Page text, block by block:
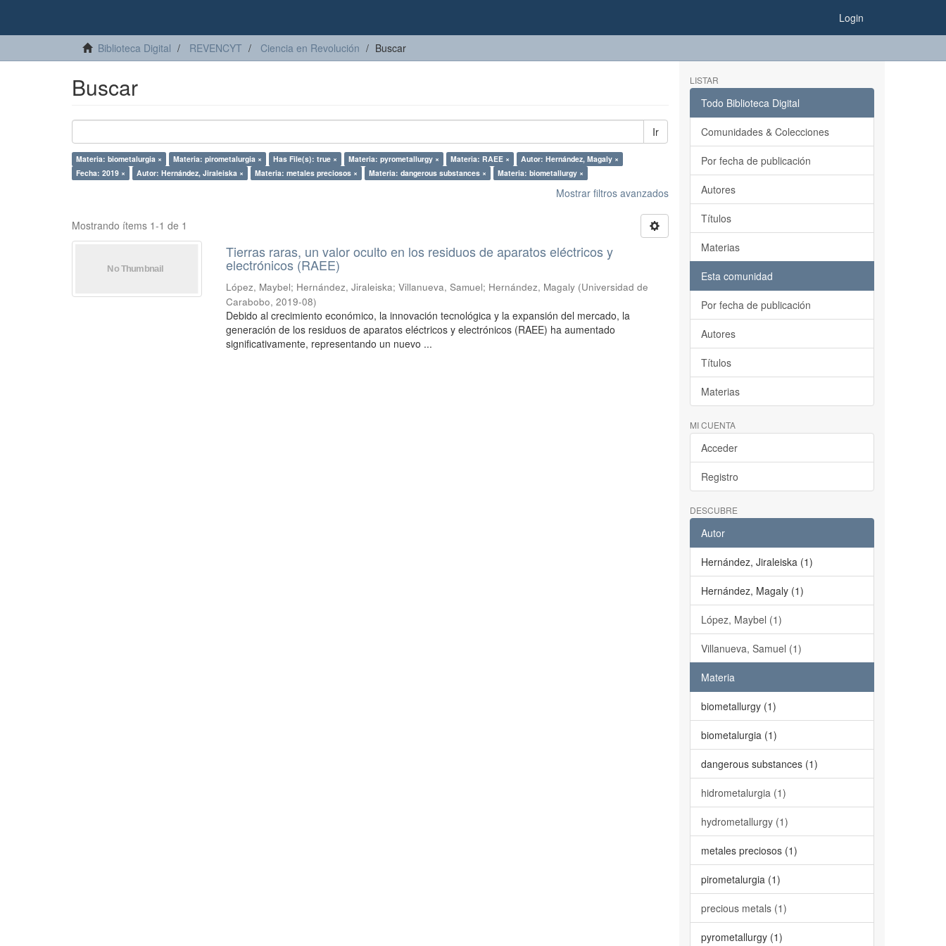
Login
Biblioteca Digital REVENCYT Ciencia en Revolución Buscar
Buscar
Ir
Materia: biometalurgia × Materia: pirometalurgia × Has File(s): true × Materia: pyrometallurgy × Materia: RAEE ×
Autor: Hernández, Magaly ×
Fecha: 2019 ×
Autor: Hernández, Jiraleiska × Materia: metales preciosos × Materia: dangerous substances × Materia: biometallurgy ×
Mostrar filtros avanzados
Mostrando ítems 1-1 de 1
Tierras raras, un valor oculto en los residuos de aparatos eléctricos y
electrónicos (RAEE)
López, Maybel; Hernández, Jiraleiska;Villanueva, Samuel; Hernández, Magaly (Universidad de
Carabobo,2019-08)
Debido al crecimiento económico, la innovación tecnológica y la expansión del mercado, la
generación de los residuos de aparatos eléctricos y electrónicos (RAEE) ha aumentado
significativamente, representando un nuevo ...
LISTAR
Todo Biblioteca Digital
Comunidades & Colecciones
Por fecha de publicación
Autores
Títulos
Materias
Esta comunidad
Por fecha de publicación
Autores
Títulos
Materias
MI CUENTA
Acceder
Registro
DESCUBRE
Autor
Hernández, Jiraleiska (1)
Hernández, Magaly (1)
López, Maybel (1)
Villanueva, Samuel (1)
Materia
biometallurgy (1)
biometalurgia (1)
dangerous substances (1)
hidrometalurgia (1)
hydrometallurgy (1)
metales preciosos (1)
pirometalurgia (1)
precious metals (1)
pyrometallurgy (1)